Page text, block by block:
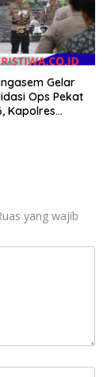
Gelar
Ops Pekat
Kapolres
yang wajib